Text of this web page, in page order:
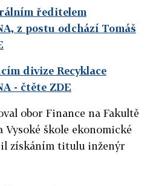
ředitelem
z postu odchází Tomáš
divize Recyklace
- čtěte ZDE
obor Finance na Fakultě
škole ekonomické
získáním titulu inženýr